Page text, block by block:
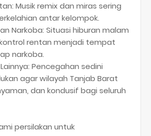
Musik remix dan miras sering
antar kelompok.
Narkoba: Situasi hiburan malam
rentan menjadi tempat
narkoba.
Pencegahan sedini
agar wilayah Tanjab Barat
dan kondusif bagi seluruh
persilakan untuk